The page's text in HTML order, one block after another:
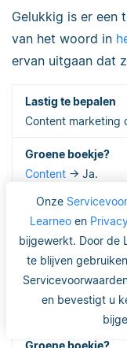
Onze
Learneoen
bijgewerkt. Door de
te blijven
en bevestigt u
Gelukkig is er een
van het woord in
ervan uitgaan dat
Content marketing
Content → Ja.
Contentmarketing
Customer journey